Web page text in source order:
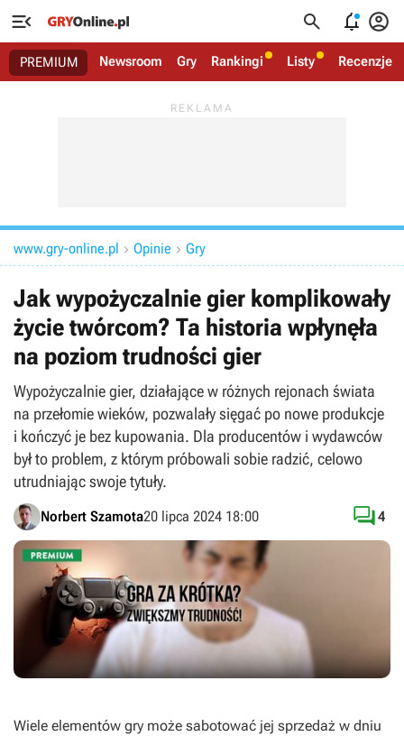
   
PREMIUM Newsroom Gry Rankingi Listy Recenzje
www.gry-online.pl  Opinie  Gry
Jak wypożyczalnie gier komplikowały
życie twórcom? Ta historia wpłynęła
na poziom trudności gier
Wypożyczalnie gier, działające w różnych rejonach świata
na przełomie wieków, pozwalały sięgać po nowe produkcje
i kończyć je bez kupowania. Dla producentów i wydawców
był to problem, z którym próbowali sobie radzić, celowo
utrudniając swoje tytuły.
Norbert Szamota20 lipca 2024 18:00 4
Wiele elementów gry może sabotować jej sprzedaż w dniu